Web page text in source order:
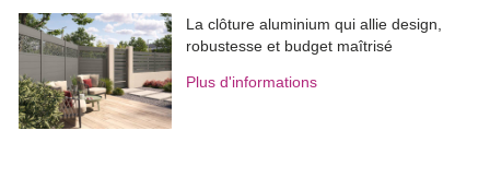
La clôture aluminium qui allie design,
robustesse et budget maîtrisé
Plus d'informations